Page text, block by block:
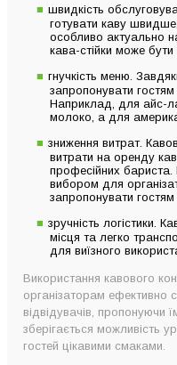
швидкість
готувати каву
особливо актуально
кава-стійки може
гнучкість меню.
запропонувати гостям
Наприклад, для айс-
молоко, а для
зниження витрат.
витрати на оренду
професійних
вибором для
запропонувати гостям
зручність логістики.
місця та легко
для виїзного
Використання кавового
організаторам ефективно
відвідувачів, пропонуючи
зберігається можливість
гостей цікавими смаками.